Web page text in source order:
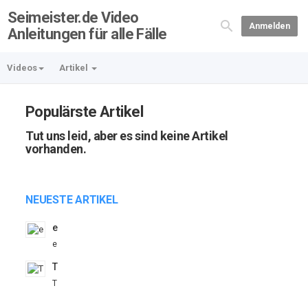
Seimeister.de Video
Anleitungen für alle Fälle
Anmelden
Videos Artikel
Populärste Artikel
Tut uns leid, aber es sind keine Artikel
vorhanden.
NEUESTE ARTIKEL
e
e
T
T